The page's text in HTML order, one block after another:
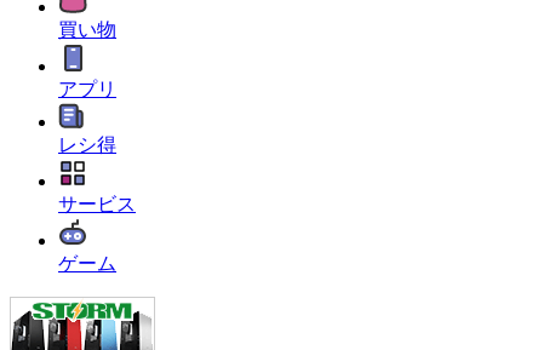
買い物
アプリ
レシ得
サービス
ゲーム